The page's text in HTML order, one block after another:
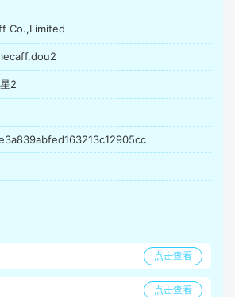
Co.,Limited
2
点击查看
点击查看